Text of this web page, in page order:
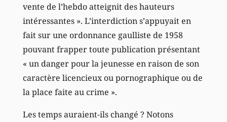
vente de l’hebdo atteignit des hauteurs
intéressantes ». L’interdiction s’appuyait en
fait sur une ordonnance gaulliste de 1958
pouvant frapper toute publication présentant
« un danger pour la jeunesse en raison de son
caractère licencieux ou pornographique ou de
la place faite au crime ».
Les temps auraient-ils changé ? Notons